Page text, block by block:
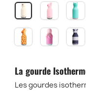
OURS
-
BESTIE
BEAR
BUNNY
-
BESTIE
-
GIRAFE
-
PIEUVRE
-
-
La gourde
Les gourdes